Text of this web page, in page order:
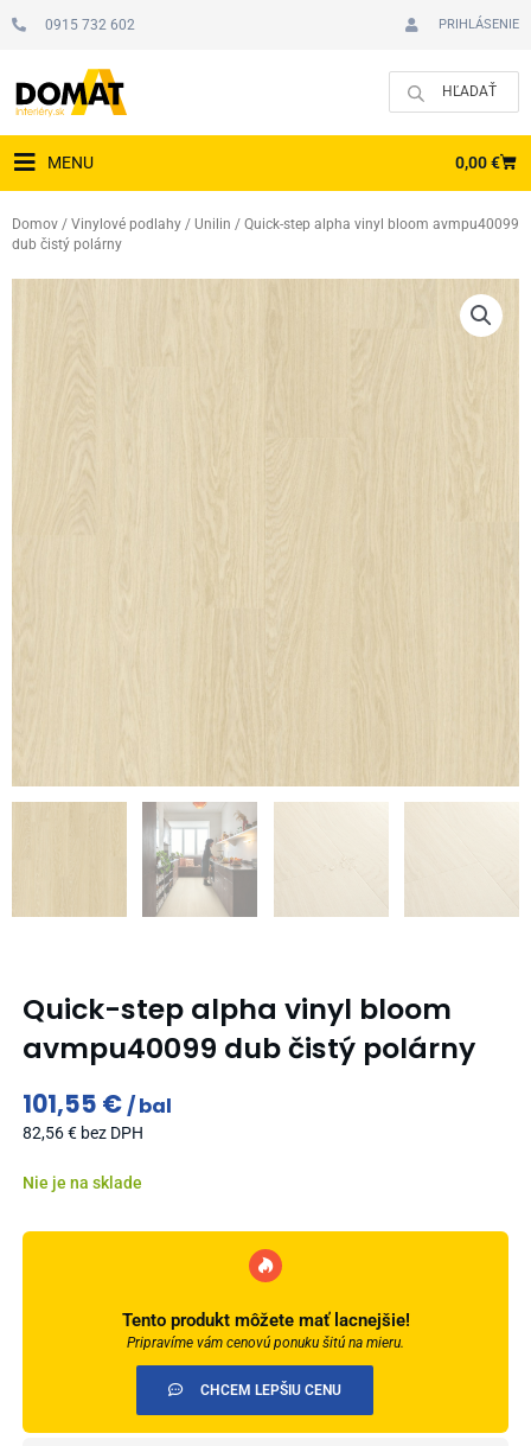
0915 732 602 PRIHLÁSENIE
MENU 0,00€
Domov / Vinylové podlahy / Unilin / Quick-step alpha vinyl bloom avmpu40099
dub čistý polárny
Quick-step alpha vinyl bloom
avmpu40099 dub čistý polárny
101,55 € bal
82,56€ bez DPH
Nie je na sklade
Tento produkt môžete mať lacnejšie!
Pripravíme vám cenovú ponuku šitú na mieru.
CHCEM LEPŠIU CENU